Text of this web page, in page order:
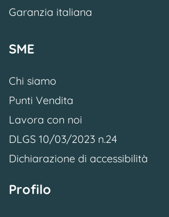
Garanzia italiana
SME
Chi siamo
Punti Vendita
Lavora con noi
DLGS 10/03/2023 n.24
Dichiarazione di accessibilità
Profilo